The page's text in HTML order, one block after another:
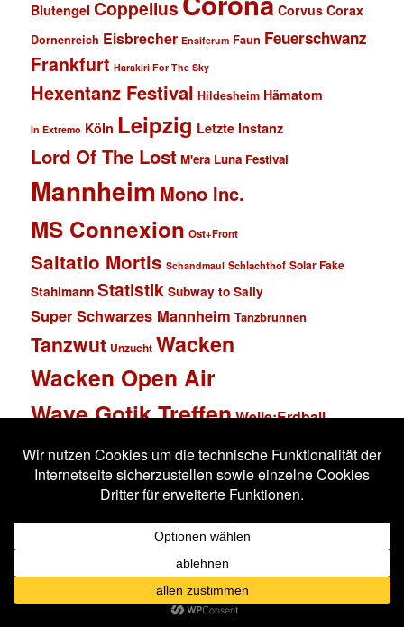
Blutengel Coppelius Corvus Corax
Dornenreich Eisbrecher Ensiferum Faun Feuerschwanz
Frankfurt Harakiri For The Sky
Hexentanz Festival Hildesheim Hämatom
In Extremo Köln Leipzig Letzte Instanz
Lord Of The Lost M'era Luna Festival
Mannheim Mono Inc.
MS Connexion Ost+Front
Saltatio Mortis Schandmaul Schlachthof Solar Fake
Stahlmann Statistik Subway to Sally
Super Schwarzes Mannheim Tanzbrunnen
Tanzwut Unzucht Wacken
Wacken Open Air
Wave Gotik TreffenWelle:Erdball
Datenschutzerklärung Stolz präsentiert von WordPress